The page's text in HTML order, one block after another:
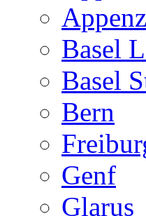
Basel
Basel
Bern
Genf
Glarus